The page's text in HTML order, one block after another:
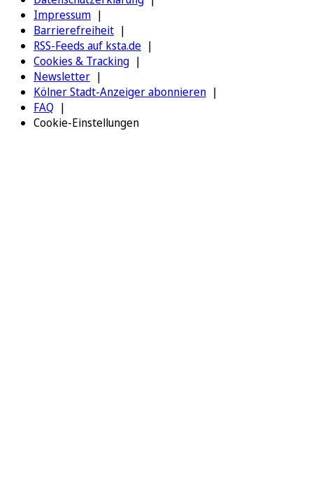
Impressum
Barrierefreiheit
RSS-Feeds auf ksta.de
Cookies & Tracking
Newsletter
Kölner Stadt-Anzeiger abonnieren
FAQ
Cookie-Einstellungen